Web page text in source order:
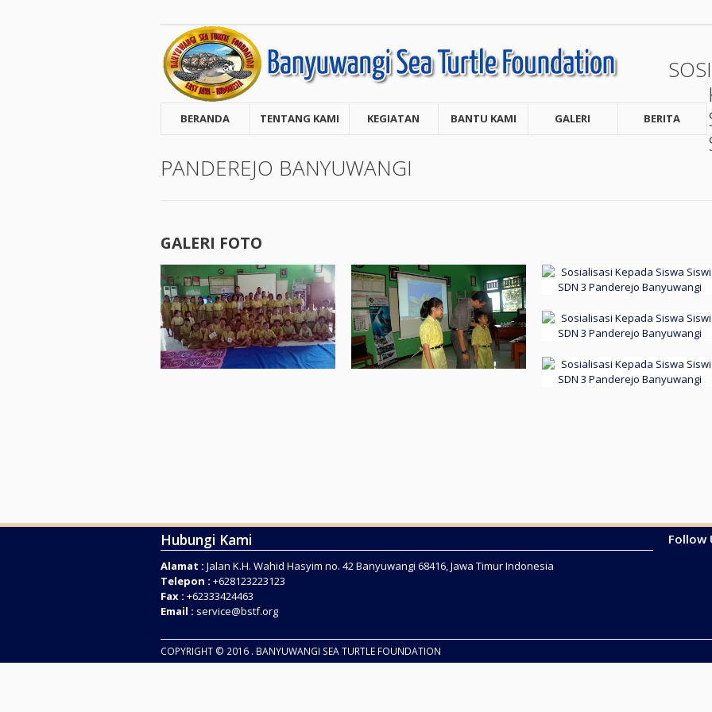
BERANDA TENTANG KAMI KEGIATAN BANTU KAMI GALERI BERITA
PANDEREJO BANYUWANGI
GALERI FOTO
Hubungi Kami
Alamat : Jalan K.H. Wahid Hasyim no. 42 Banyuwangi 68416, Jawa Timur Indonesia
Telepon : +628123223123
Fax : +62333424463
Email : service@bstf.org
Follow
COPYRIGHT © 2016 . BANYUWANGI SEA TURTLE FOUNDATION